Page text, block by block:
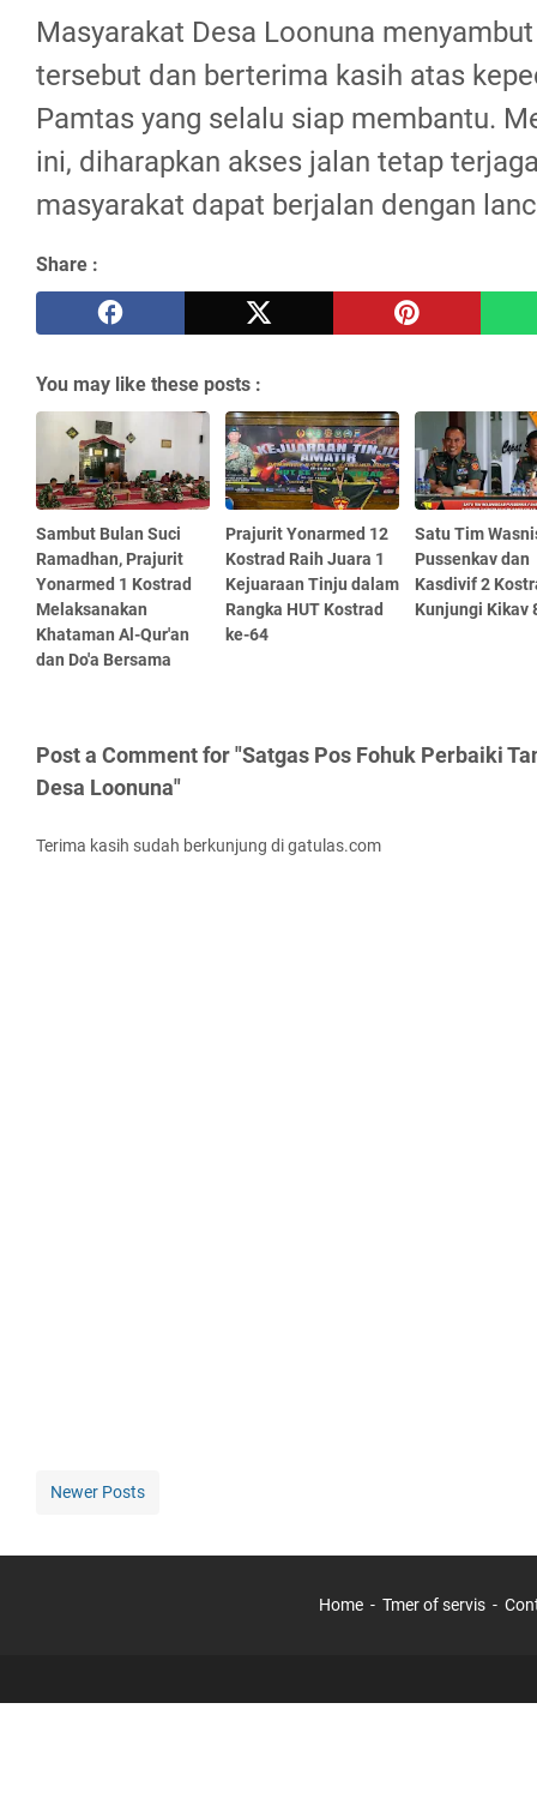
Masyarakat Desa Loonuna
tersebut dan berterima kasih atas
Pamtas yang selalu siap membantu.
ini, diharapkan akses jalan tetap
masyarakat dapat berjalan dengan
Share :
You may like these posts :
Sambut Bulan Suci
Ramadhan, Prajurit
Yonarmed 1 Kostrad
Melaksanakan
Khataman Al-Qur'an
dan Do'a Bersama
Prajurit Yonarmed 12
Kostrad Raih Juara 1
Kejuaraan Tinju dalam
Rangka HUT Kostrad
ke-64
Satu Tim
Pussenkav dan
Kasdivif 2
Kunjungi Kikav
Post a Comment for "Satgas Pos Fohuk Perbaiki
Desa Loonuna"
Terima kasih sudah berkunjung di gatulas.com
Newer Posts
Home Tmer of servis